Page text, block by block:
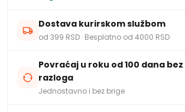
Dostava kurirskom službom
od 399 RSD · Besplatno od 4000 RSD
Povraćaj u roku od 100 dana
razloga
Jednostavno i bez brige